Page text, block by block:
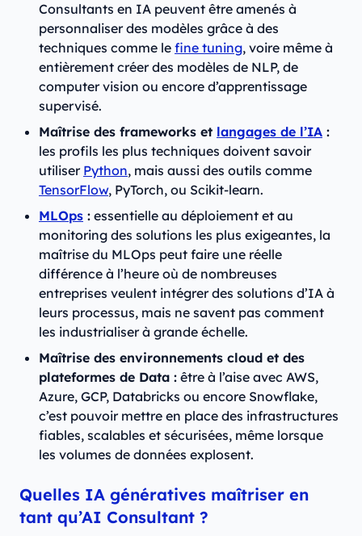
Consultants en IA peuvent être amenés à
personnaliser des modèles grâce à des
techniques comme le fine tuning, voire même à
entièrement créer des modèles de NLP, de
computer vision ou encore d’apprentissage
supervisé.
Maîtrise des frameworks et langages de l’IA :
les profils les plus techniques doivent savoir
utiliser Python, mais aussi des outils comme
TensorFlow, PyTorch, ou Scikit-learn.
MLOps : essentielle au déploiement et au
monitoring des solutions les plus exigeantes, la
maîtrise du MLOps peut faire une réelle
différence à l’heure où de nombreuses
entreprises veulent intégrer des solutions d’IA à
leurs processus, mais ne savent pas comment
les industrialiser à grande échelle.
Maîtrise des environnements cloud et des
plateformes de Data : être à l’aise avec AWS,
Azure, GCP, Databricks ou encore Snowflake,
c’est pouvoir mettre en place des infrastructures
fiables, scalables et sécurisées, même lorsque
les volumes de données explosent.
Quelles IA génératives maîtriser en
tant qu’AI Consultant ?